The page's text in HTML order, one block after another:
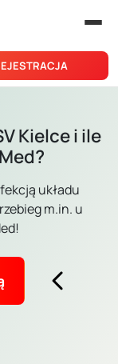
Kielce i ile
układu
m.in. u